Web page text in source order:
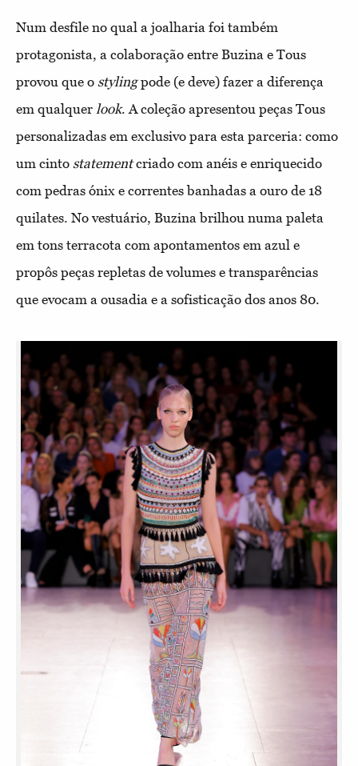
Num desfile no qual a joalharia foi também
protagonista, a colaboração entre Buzina e Tous
provou que o stylingpode (e deve) fazer a diferença
em qualquer look. A coleção apresentou peças Tous
personalizadas em exclusivo para esta parceria: como
um cinto statementcriado com anéis e enriquecido
com pedras ónix e correntes banhadas a ouro de 18
quilates. No vestuário, Buzina brilhou numa paleta
em tons terracota com apontamentos em azul e
propôs peças repletas de volumes e transparências
que evocam a ousadia e a sofisticação dos anos 80.